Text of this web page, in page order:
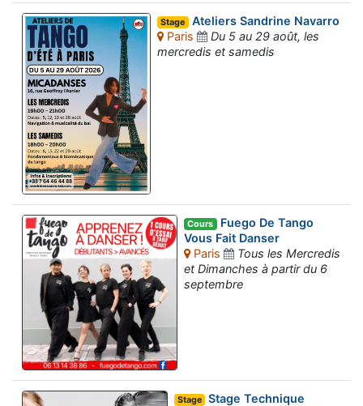
Stage Ateliers Sandrine Navarro
Paris
Du 5 au 29 août, les
mercredis et samedis
Cours Fuego De Tango
Vous Fait Danser
Paris
Tous les Mercredis
et Dimanches à partir du 6
septembre
Stage
Stage Technique